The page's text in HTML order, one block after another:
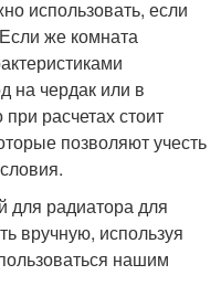
использовать, если
же комната
на чердак или в
расчетах стоит
позволяют учесть
для радиатора для
вручную, используя
нашим